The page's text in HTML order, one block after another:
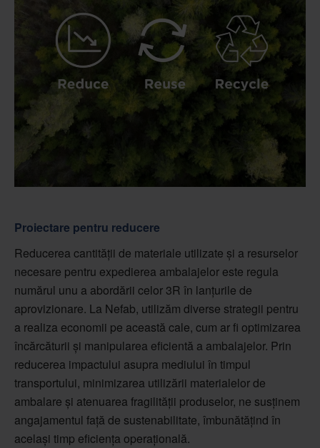
Proiectare pentru reducere
Reducerea cantității de materiale utilizate și a resurselor
necesare pentru expedierea ambalajelor este regula
numărul unu a abordării celor 3R în lanțurile de
aprovizionare. La Nefab, utilizăm diverse strategii pentru
a realiza economii pe această cale, cum ar fi optimizarea
încărcăturii și manipularea eficientă a ambalajelor. Prin
reducerea impactului asupra mediului în timpul
transportului, minimizarea utilizării materialelor de
ambalare și atenuarea fragilității produselor, ne susținem
angajamentul față de sustenabilitate, îmbunătățind în
același timp eficiența operațională.